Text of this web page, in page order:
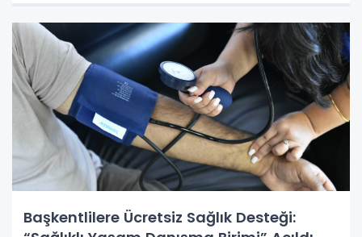
Başkentlilere Ücretsiz Sağlık Desteği: